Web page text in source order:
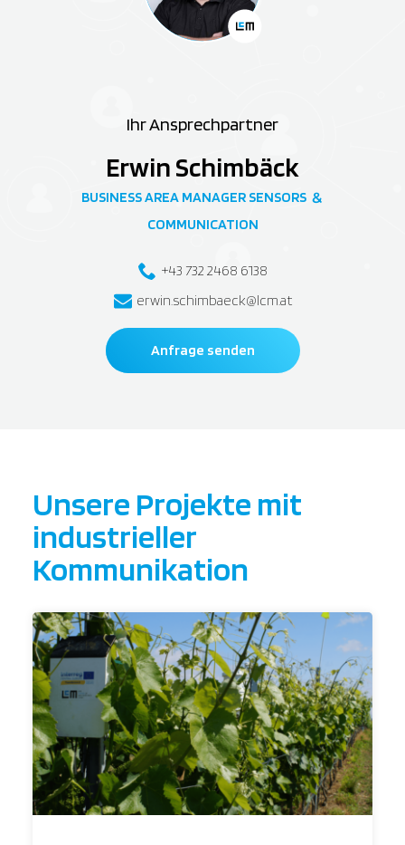
Ihr Ansprechpartner
Erwin Schimbäck
BUSINESS AREA MANAGER SENSORS &
COMMUNICATION
+43 732 2468 6138
erwin.schimbaeck@lcm.at
Anfrage senden
Unsere Projekte mit
industrieller
Kommunikation